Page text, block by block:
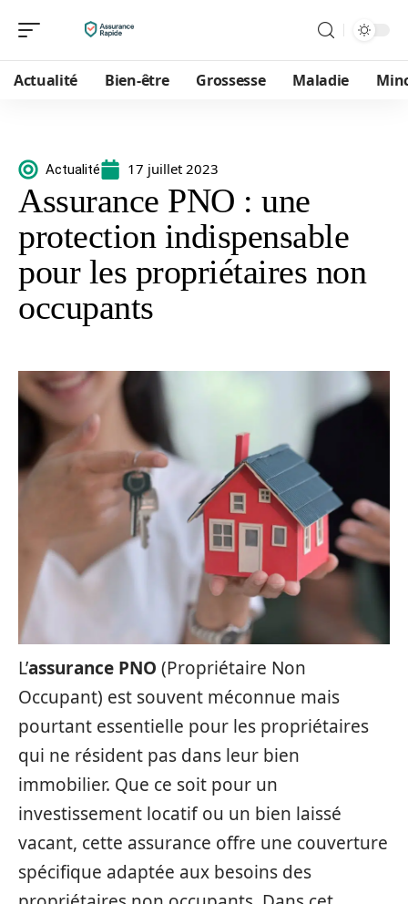
Actualité Bien-être Grossesse Maladie
Actualité 17 juillet 2023
Assurance PNO : une
protection indispensable
pour les propriétaires non
occupants
L’assurance PNO (Propriétaire Non
Occupant) est souvent méconnue mais
pourtant essentielle pour les propriétaires
qui ne résident pas dans leur bien
immobilier. Que ce soit pour un
investissement locatif ou un bien laissé
vacant, cette assurance offre une couverture
spécifique adaptée aux besoins des